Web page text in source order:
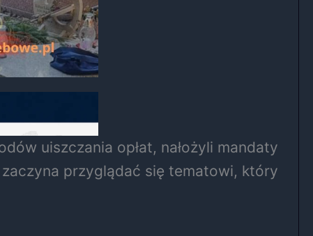
uiszczania opłat, nałożyli mandaty
przyglądać się tematowi, który